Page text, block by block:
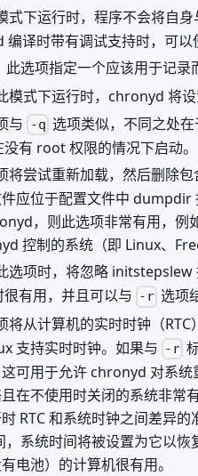
式下运行时，程序不会将自
译时带有调试支持时，可以
此选项指定一个应该用于记录
模式下运行时，chronyd 将
与 -q 选项类似，不同之处
有 root 权限的情况下启动。
将尝试重新加载，然后删除
应位于配置文件中 dumpdir
，则此选项非常有用，例
控制的系统（即 Linux、
选项时，将忽略
有用，并且可以与 -r 选项
将从计算机的实时时钟（
支持实时时钟。如果与 -r
可用于允许 chronyd 对系
在不使用时关闭的系统非常
RTC 和系统时钟之间差异
，系统时间将被设置为它以
电池）的计算机很有用。